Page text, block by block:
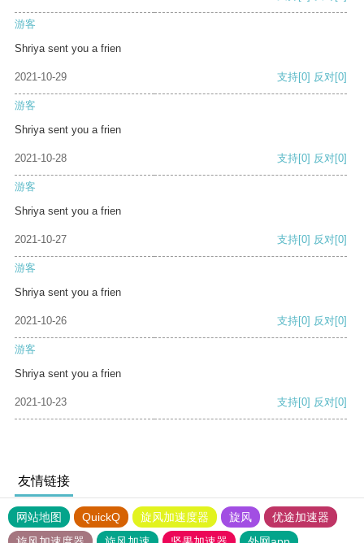
游客
Shriya sent you a frien
2021-10-29 支持[0] 反对[0]
游客
Shriya sent you a frien
2021-10-28 支持[0] 反对[0]
游客
Shriya sent you a frien
2021-10-27 支持[0] 反对[0]
游客
Shriya sent you a frien
2021-10-26 支持[0] 反对[0]
游客
Shriya sent you a frien
2021-10-23 支持[0] 反对[0]
友情链接
网站地图 QuickQ 旋风加速度器 旋风
优途加速器